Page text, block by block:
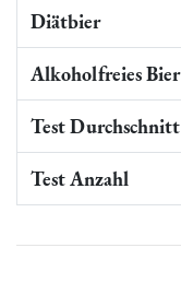
Diätbier
Alkoholfreies Bier
Test Durchschnitt
Test Anzahl